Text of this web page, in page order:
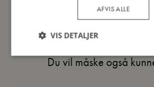
Du vil måske også
AFVIS ALLE
VIS DETALJER